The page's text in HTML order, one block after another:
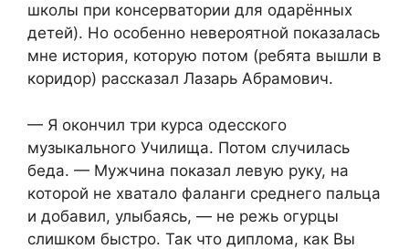
школы при консерватории для одарённых
детей). Но особенно невероятной показалась
мне история, которую потом (ребята вышли в
коридор) рассказал Лазарь Абрамович.
— Я окончил три курса одесского
музыкального Училища. Потом случилась
беда. — Мужчина показал левую руку, на
которой не хватало фаланги среднего пальца
и добавил, улыбаясь, — не режь огурцы
слишком быстро. Так что диплома, как Вы